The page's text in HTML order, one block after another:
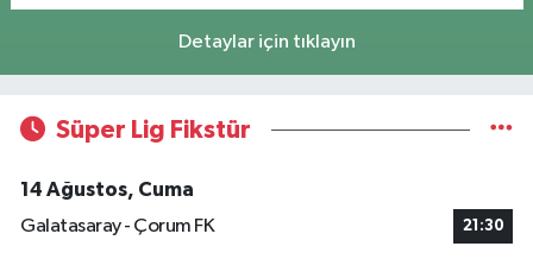
Detaylar için tıklayın
Süper Lig Fikstür
14 Ağustos, Cuma
Galatasaray - Çorum FK
21:30